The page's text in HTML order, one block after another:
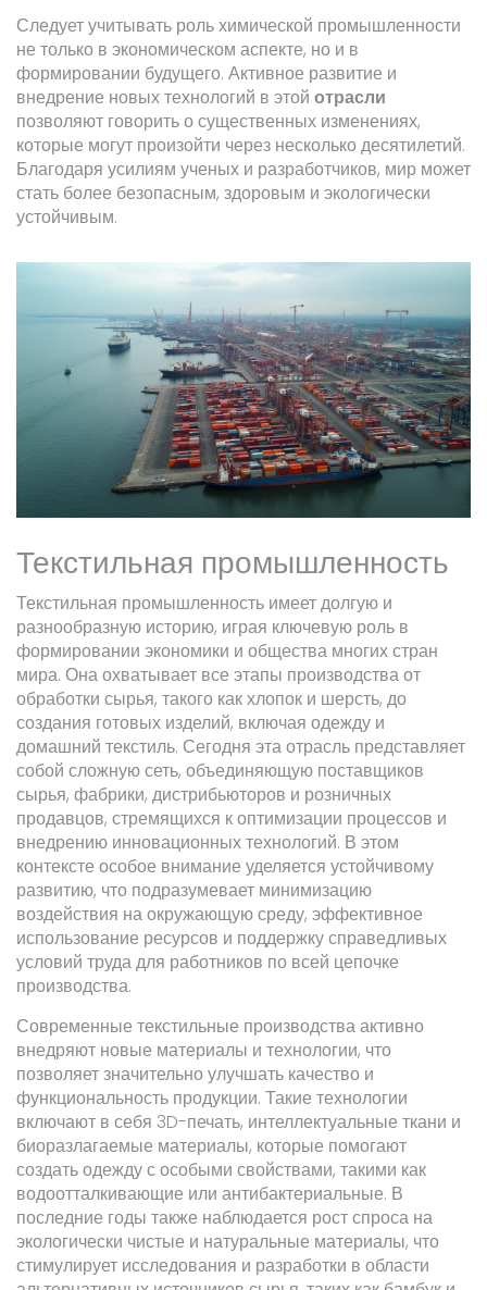
Следует учитывать роль химической промышленности
не только в экономическом аспекте, но и в
формировании будущего. Активное развитие и
внедрение новых технологий в этой отрасли
позволяют говорить о существенных изменениях,
которые могут произойти через несколько десятилетий.
Благодаря усилиям ученых и разработчиков, мир может
стать более безопасным, здоровым и экологически
устойчивым.
Текстильная промышленность
Текстильная промышленность имеет долгую и
разнообразную историю, играя ключевую роль в
формировании экономики и общества многих стран
мира. Она охватывает все этапы производства от
обработки сырья, такого как хлопок и шерсть, до
создания готовых изделий, включая одежду и
домашний текстиль. Сегодня эта отрасль представляет
собой сложную сеть, объединяющую поставщиков
сырья, фабрики, дистрибьюторов и розничных
продавцов, стремящихся к оптимизации процессов и
внедрению инновационных технологий. В этом
контексте особое внимание уделяется устойчивому
развитию, что подразумевает минимизацию
воздействия на окружающую среду, эффективное
использование ресурсов и поддержку справедливых
условий труда для работников по всей цепочке
производства.
Современные текстильные производства активно
внедряют новые материалы и технологии, что
позволяет значительно улучшать качество и
функциональность продукции. Такие технологии
включают в себя 3D-печать, интеллектуальные ткани и
биоразлагаемые материалы, которые помогают
создать одежду с особыми свойствами, такими как
водоотталкивающие или антибактериальные. В
последние годы также наблюдается рост спроса на
экологически чистые и натуральные материалы, что
стимулирует исследования и разработки в области